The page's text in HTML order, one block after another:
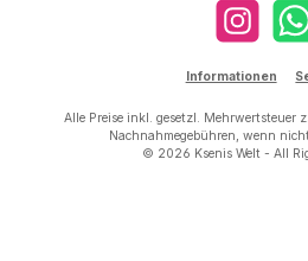
Instagram
Informationen
Alle Preise inkl. gesetzl. Mehrwertsteuer
Nachnahmegebühren, wenn
© 2026 Ksenis Welt - All